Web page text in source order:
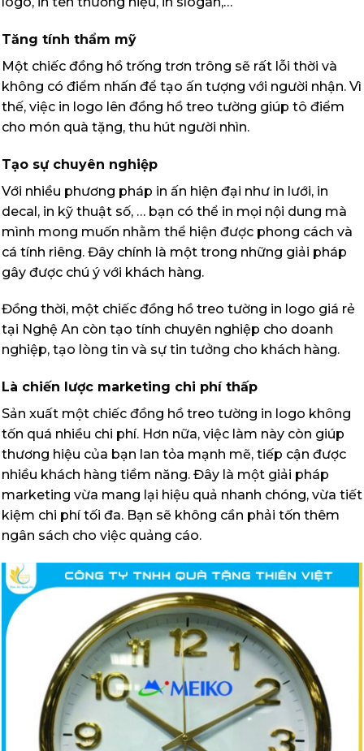
Tăng tính thẩm mỹ
Một chiếc đồng hồ trống trơn trông sẽ rất lỗi thời và
không có điểm nhấn để tạo ấn tượng với người nhận. Vì
thế, việc in logo lên đồng hồ treo tường giúp tô điểm
cho món quà tặng, thu hút người nhìn.
Tạo sự chuyên nghiệp
Với nhiều phương pháp in ấn hiện đại như in lưới, in
decal, in kỹ thuật số, … bạn có thể in mọi nội dung mà
mình mong muốn nhằm thể hiện được phong cách và
cá tính riêng. Đây chính là một trong những giải pháp
gây được chú ý với khách hàng.
Đồng thời, một chiếc đồng hồ treo tường in logo giá rẻ
tại Nghệ An còn tạo tính chuyên nghiệp cho doanh
nghiệp, tạo lòng tin và sự tin tưởng cho khách hàng.
Là chiến lược marketing chi phí thấp
Sản xuất một chiếc đồng hồ treo tường in logo không
tốn quá nhiều chi phí. Hơn nữa, việc làm này còn giúp
thương hiệu của bạn lan tỏa mạnh mẽ, tiếp cận được
nhiều khách hàng tiềm năng. Đây là một giải pháp
marketing vừa mang lại hiệu quả nhanh chóng, vừa tiết
kiệm chi phí tối đa. Bạn sẽ không cần phải tốn thêm
ngân sách cho việc quảng cáo.